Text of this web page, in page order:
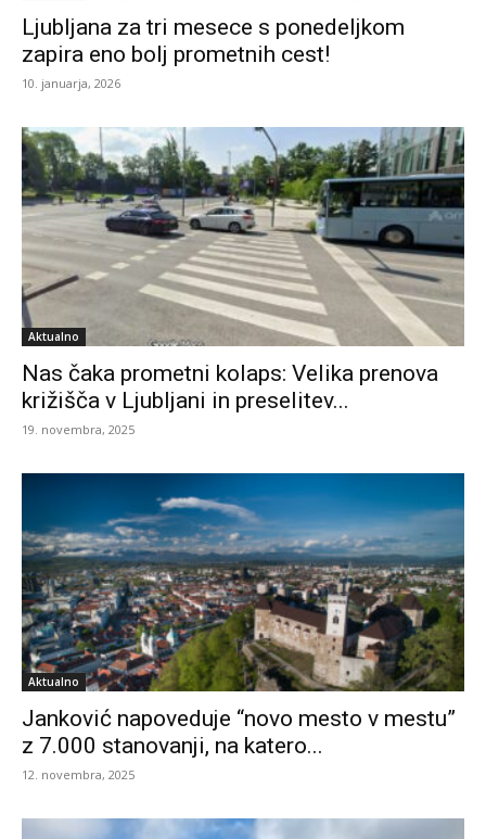
Ljubljana za tri mesece s ponedeljkom
zapira eno bolj prometnih cest!
10. januarja, 2026
Aktualno
Nas čaka prometni kolaps: Velika prenova
križišča v Ljubljani in preselitev...
19. novembra, 2025
Aktualno
Janković napoveduje “novo mesto v mestu”
z 7.000 stanovanji, na katero...
12. novembra, 2025